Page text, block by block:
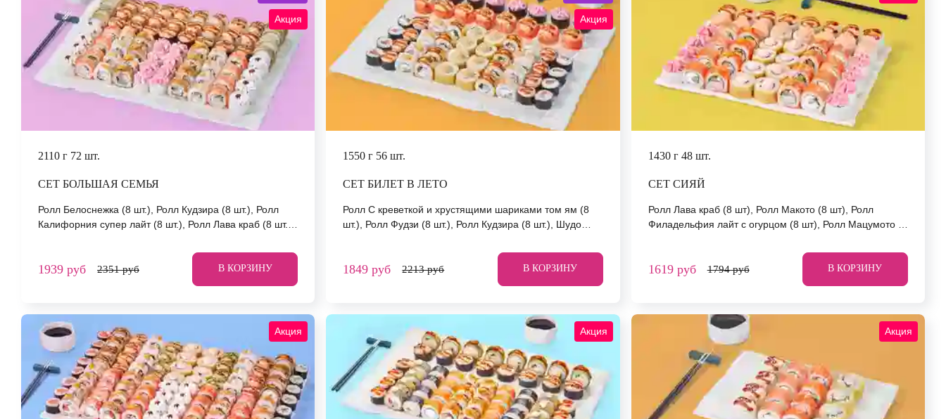
Акция
2110 г 72 шт.
СЕТ БОЛЬШАЯ СЕМЬЯ
Ролл Белоснежка (8 шт.), Ролл Кудзира (8 шт.), Ролл
Калифорния супер лайт (8 шт.), Ролл Лава краб (8 шт.),
(8 шт.), Ролл Аква (8 шт.), Ролл Мацумото (8 шт.) *Не
забудьте заказать имбирь, васаби и соевый соус. Они
не входят в стоимость заказа. *Внешний вид блюда
1939 руб 2351 руб В КОРЗИНУ
Акция
1550 г 56 шт.
СЕТ БИЛЕТ В ЛЕТО
Ролл С креветкой и хрустящими шариками том ям (8
шт.), Ролл Фудзи (8 шт.), Ролл Кудзира (8 шт.), Шудо
Том ям с крабом (8 шт.), Ролл Йоко (8 шт.) *Не забудьте
заказать имбирь, васаби и соевый соус. Они не входят
в стоимость заказа. *Внешний вид блюда может
1849 руб 2213 руб В КОРЗИНУ
1430 г48 шт.
СЕТ СИЯЙ
Ролл Лава краб (8 шт), Ролл Макото (8 шт), Ролл
Филадельфия лайт с огурцом (8 шт), Ролл Мацумото (8
забудьте заказать имбирь, васаби и соевый соус. Они
не входят в стоимость заказа. *Внешний вид блюда
может отличаться от фото на сайте.
1619 руб 1794 руб В КОРЗИНУ
Акция Акция Акция